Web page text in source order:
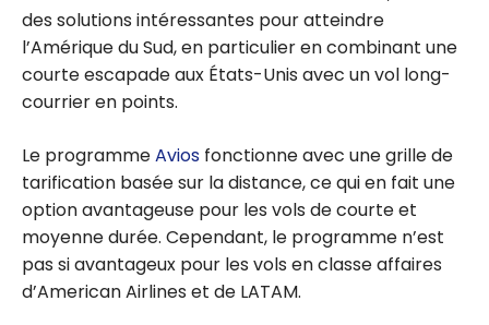
des solutions intéressantes pour atteindre
l’Amérique du Sud, en particulier en combinant une
courte escapade aux États-Unis avec un vol long-
courrier en points.
Le programmeAvios fonctionne avec une grille de
tarification basée sur la distance, ce qui en fait une
option avantageuse pour les vols de courte et
moyenne durée. Cependant, le programme n’est
pas si avantageux pour les vols en classe affaires
d’American Airlines et de LATAM.